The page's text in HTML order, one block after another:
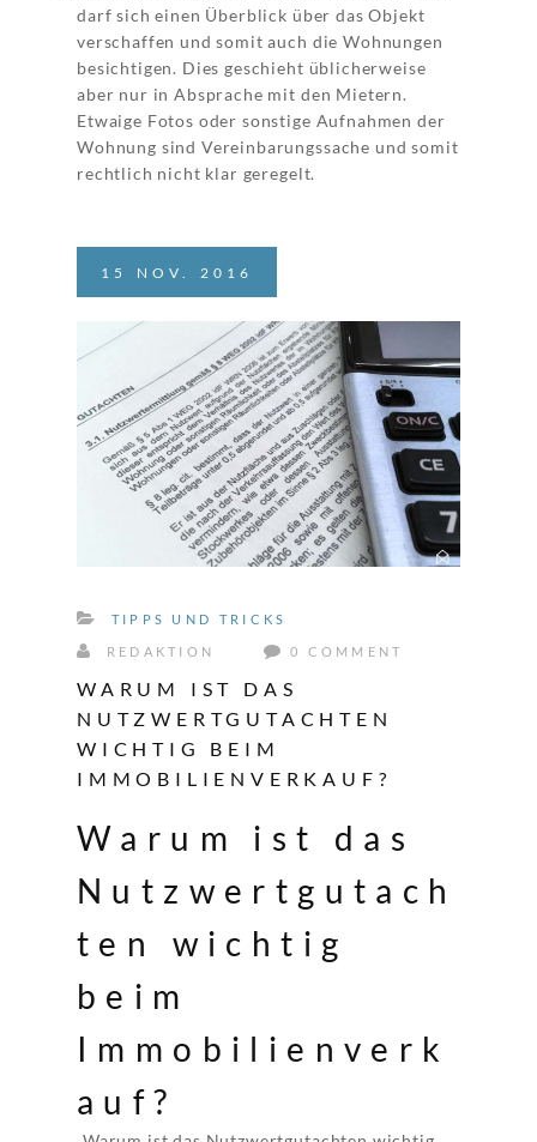
darf sich einen Überblick über das Objekt
verschaffen und somit auch die Wohnungen
besichtigen. Dies geschieht üblicherweise
aber nur in Absprache mit den Mietern.
Etwaige Fotos oder sonstige Aufnahmen der
Wohnung sind Vereinbarungssache und somit
rechtlich nicht klar geregelt.
15 NOV. 2016
TIPPS UND TRICKS
REDAKTION 0 COMMENT
WARUM IST DAS
NUTZWERTGUTACHTEN
WICHTIG BEIM
IMMOBILIENVERKAUF?
Warum ist das
Nutzwertgutach
ten wichtig
beim
Immobilienverk
auf?